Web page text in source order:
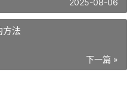
2025-08-06
方法
下一篇 »